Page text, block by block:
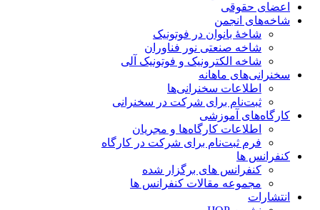
اعضای حقوقی
شاخه‌های انجمن
شاخۀ بانوان در فوتونیک
شاخه صنعتی نور فناوران
شاخه‌ الکترونیک و فوتونیک آلی
سخنرانی‌های ماهانه
اطلاعات سخنرانی‌‌ها
ثبت‌نام برای شرکت در سخنرانی
کارگاه‌های آموزشی
اطلاعات کارگاه‌ها و مجریان
فرم ثبت‌نام برای شرکت در کارگاه
کنفرانس ها
کنفرانس های برگزار شده
مجموعه مقالات کنفرانس ها
انتشارات